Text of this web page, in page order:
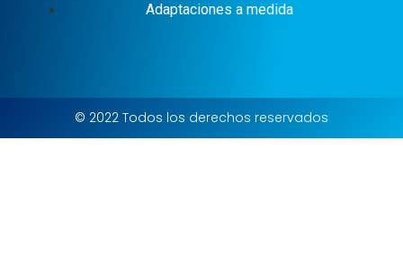
Adaptaciones a medida
© 2022 Todos los derechos reservados